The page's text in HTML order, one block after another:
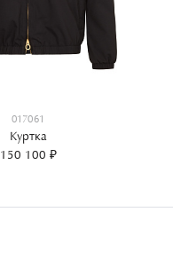
017061
Куртка
150 100 ₽